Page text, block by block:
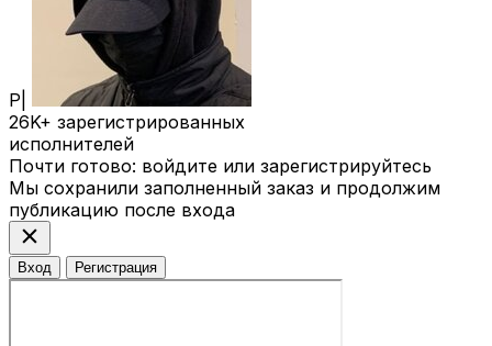
P|
26K+ зарегистрированных
исполнителей
Почти готово: войдите или зарегистрируйтесь
Мы сохранили заполненный заказ и продолжим
публикацию после входа
close
Вход Регистрация